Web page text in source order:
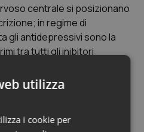
centrale si posizionano
in regime di
gli antidepressivi sono la
tra tutti gli inibitori
la prima categoria per
i farmaci antidolorifici ad
incrementi del consumo
e degli altri oppiacei.
utilizza
i cookie per